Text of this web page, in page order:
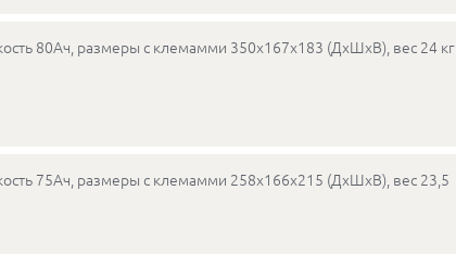
80Ач, размеры с клемамми 350х167х183 (ДхШхВ), вес 24 кг
75Ач, размеры с клемамми 258х166х215 (ДхШхВ), вес 23,5